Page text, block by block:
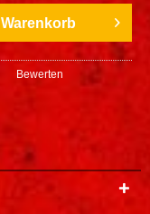
Warenkorb
Bewerten